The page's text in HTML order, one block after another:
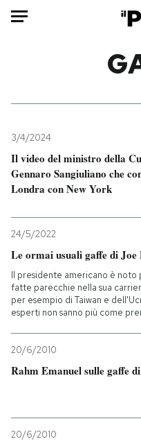
Mondo
Politica
Tecnologia
Internet
Scienza
Cultura
Economia
Sport
I MIEI PREFERITI
3/4/2024
Il video del ministro della
Gennaro Sangiuliano che
Londra con New York
24/5/2022
Le ormai usuali gaffe di Joe
Il presidente americano è noto
fatte parecchie nella sua
per esempio di Taiwan e
esperti non sanno più come
20/6/2010
Rahm Emanuel sulle gaffe
20/6/2010